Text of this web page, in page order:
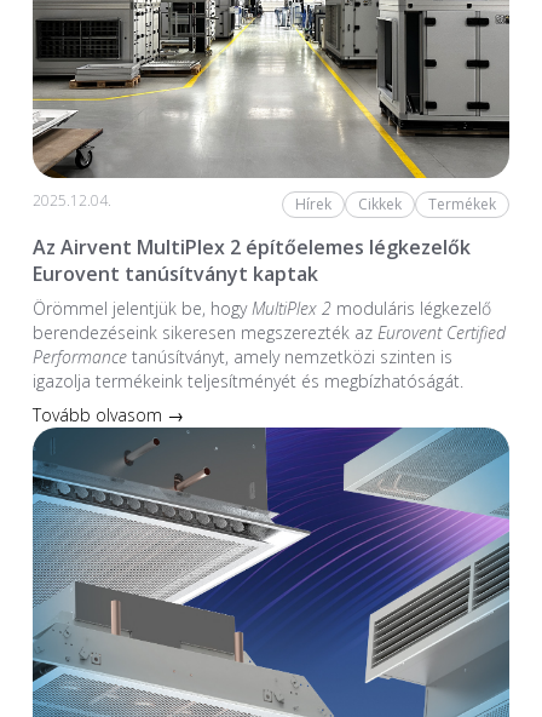
2025.12.04. Hírek Cikkek Termékek
Az Airvent MultiPlex 2 építőelemes légkezelők
Eurovent tanúsítványt kaptak
Örömmel jelentjük be, hogyMultiPlex 2moduláris légkezelő
berendezéseink sikeresen megszerezték az Eurovent Certified
Performancetanúsítványt, amely nemzetközi szinten is
igazolja termékeink teljesítményét és megbízhatóságát.
Tovább olvasom →